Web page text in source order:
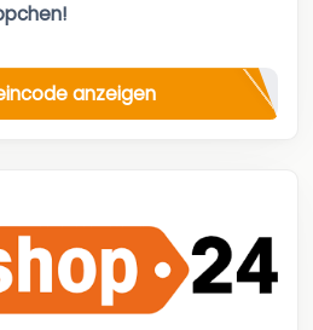
anzeigen